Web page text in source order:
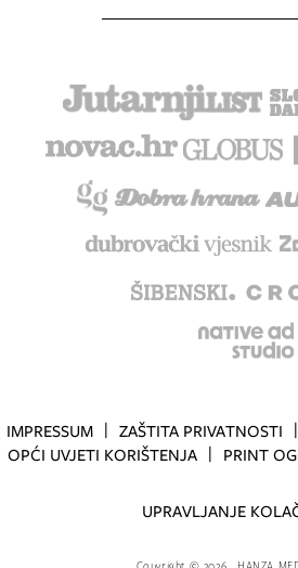
IMPRESSUM ZAŠTITA PRIVATNOSTI
OPĆI UVJETI KORIŠTENJA
PRINT
UPRAVLJANJE